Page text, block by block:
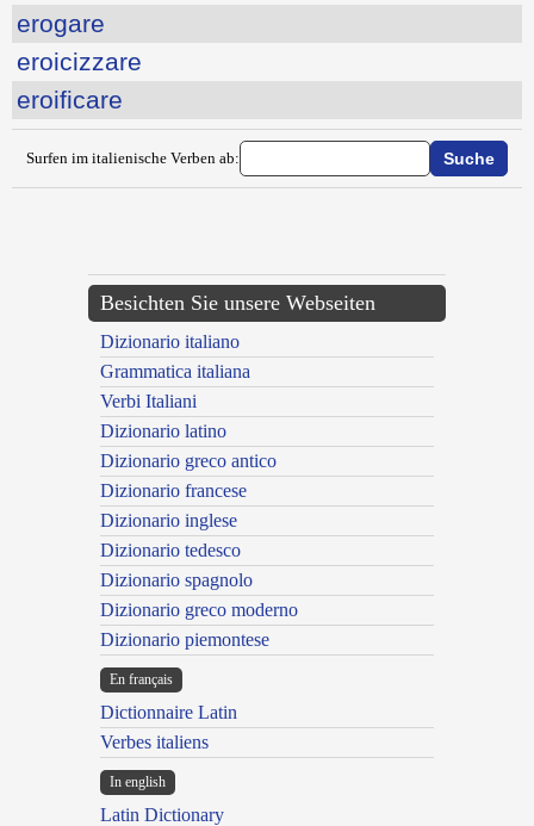
erogare
eroicizzare
eroificare
Surfen im italienische Verben ab:
Besichten Sie unsere Webseiten
Dizionario italiano
Grammatica italiana
Verbi Italiani
Dizionario latino
Dizionario greco antico
Dizionario francese
Dizionario inglese
Dizionario tedesco
Dizionario spagnolo
Dizionario greco moderno
Dizionario piemontese
En français
Dictionnaire Latin
Verbes italiens
In english
Latin Dictionary